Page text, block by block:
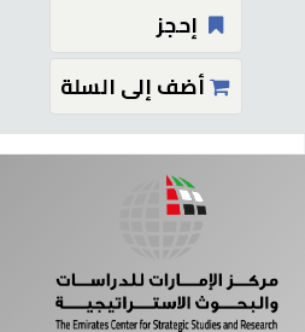
إحجز
أضف إلى السلة